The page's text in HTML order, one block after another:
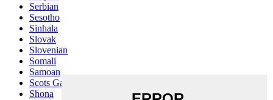
Serbian
Sesotho
Sinhala
Slovak
Slovenian
Somali
Samoan
Scots Gaelic
Shona